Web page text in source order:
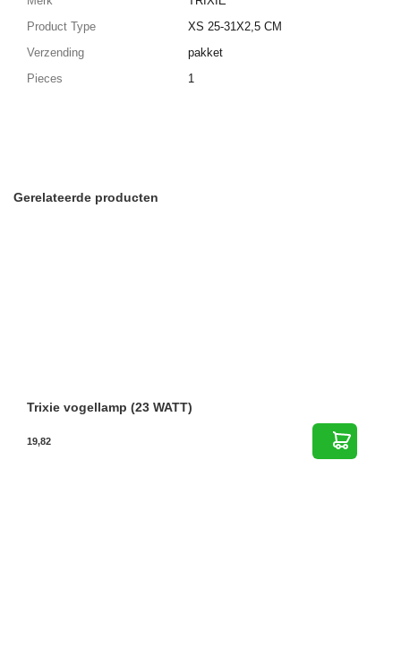
Product Type
XS 25-31X2,5 CM
Verzending
pakket
Pieces
1
Gerelateerde producten
Trixie vogellamp (23 WATT)
19,82